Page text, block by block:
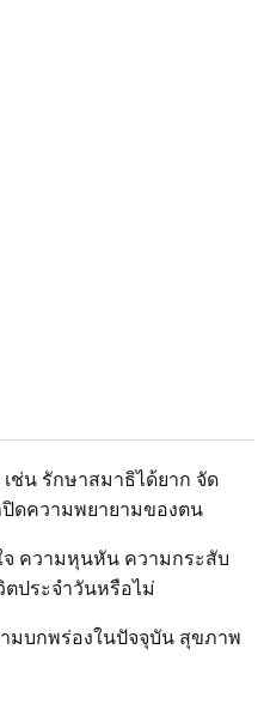
ช่น รักษาสมาธิได้ยาก จัด
ปิดความพยายามของตน
ความหุนหัน ความกระสับ
ประจำวันหรือไม่
มบกพร่องในปัจจุบัน สุขภาพ